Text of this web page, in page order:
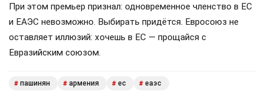
При этом премьер признал: одновременное членство в ЕС
и ЕАЭС невозможно. Выбирать придётся. Евросоюз не
оставляет иллюзий: хочешь в ЕС — прощайся с
Евразийским союзом.
# пашинян # армения # ес # еаэс